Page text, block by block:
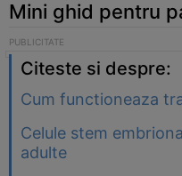
Mini ghid pentru
Citeste si despre:
Cum functioneaza
Celule stem
adulte